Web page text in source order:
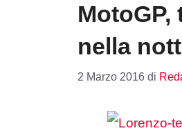
nella
2 Marzo 2016 di